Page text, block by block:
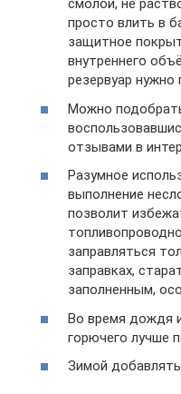
смолой, не
просто влить в
защитное
внутреннего
резервуар нужно
Можно
отзывами в
Разумное
выполнение
позволит
заправляться
заправках,
заполненным,
Во время дождя
горючего лучше
Зимой добавлять